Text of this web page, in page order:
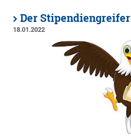
Der Stipendiengreifer
18.01.2022